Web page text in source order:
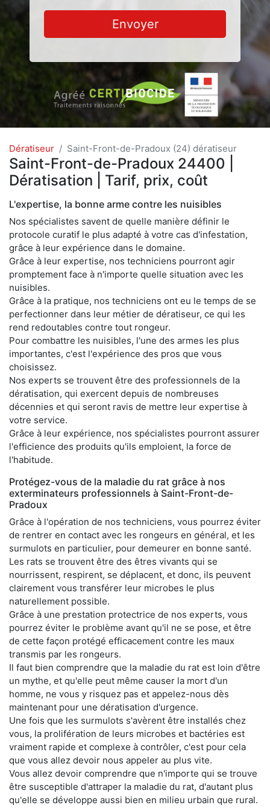
Envoyer
Dératiseur Saint-Front-de-Pradoux (24) dératiseur
Saint-Front-de-Pradoux 24400 |
Dératisation | Tarif, prix, coût
L'expertise, la bonne arme contre les nuisibles
Nos spécialistes savent de quelle manière définir le
protocole curatif le plus adapté à votre cas d'infestation,
grâce à leur expérience dans le domaine.
Grâce à leur expertise, nos techniciens pourront agir
promptement face à n'importe quelle situation avec les
nuisibles.
Grâce à la pratique, nos techniciens ont eu le temps de se
perfectionner dans leur métier de dératiseur, ce qui les
rend redoutables contre tout rongeur.
Pour combattre les nuisibles, l'une des armes les plus
importantes, c'est l'expérience des pros que vous
choisissez.
Nos experts se trouvent être des professionnels de la
dératisation, qui exercent depuis de nombreuses
décennies et qui seront ravis de mettre leur expertise à
votre service.
Grâce à leur expérience, nos spécialistes pourront assurer
l'efficience des produits qu'ils emploient, la force de
l'habitude.
Protégez-vous de la maladie du rat grâce à nos
exterminateurs professionnels à Saint-Front-de-
Pradoux
Grâce à l'opération de nos techniciens, vous pourrez éviter
de rentrer en contact avec les rongeurs en général, et les
surmulots en particulier, pour demeurer en bonne santé.
Les rats se trouvent être des êtres vivants qui se
nourrissent, respirent, se déplacent, et donc, ils peuvent
clairement vous transférer leur microbes le plus
naturellement possible.
Grâce à une prestation protectrice de nos experts, vous
pourrez éviter le problème avant qu'il ne se pose, et être
de cette façon protégé efficacement contre les maux
transmis par les rongeurs.
Il faut bien comprendre que la maladie du rat est loin d'être
un mythe, et qu'elle peut même causer la mort d'un
homme, ne vous y risquez pas et appelez-nous dès
maintenant pour une dératisation d'urgence.
Une fois que les surmulots s'avèrent être installés chez
vous, la prolifération de leurs microbes et bactéries est
vraiment rapide et complexe à contrôler, c'est pour cela
que vous allez devoir nous appeler au plus vite.
Vous allez devoir comprendre que n'importe qui se trouve
être susceptible d'attraper la maladie du rat, d'autant plus
qu'elle se développe aussi bien en milieu urbain que rural.